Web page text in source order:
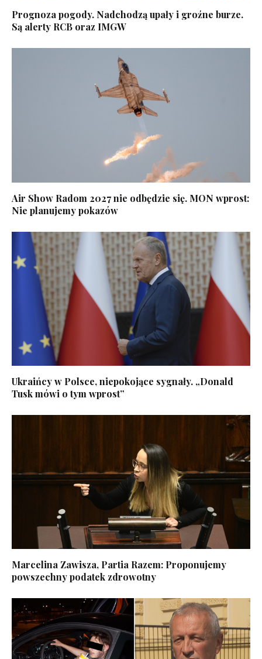
Prognoza pogody. Nadchodzą upały i groźne burze.
Są alerty RCB oraz IMGW
Air Show Radom 2027 nie odbędzie się. MON wprost:
Nie planujemy pokazów
Ukraińcy w Polsce, niepokojące sygnały. „Donald
Tusk mówi o tym wprost”
Marcelina Zawisza, Partia Razem: Proponujemy
powszechny podatek zdrowotny